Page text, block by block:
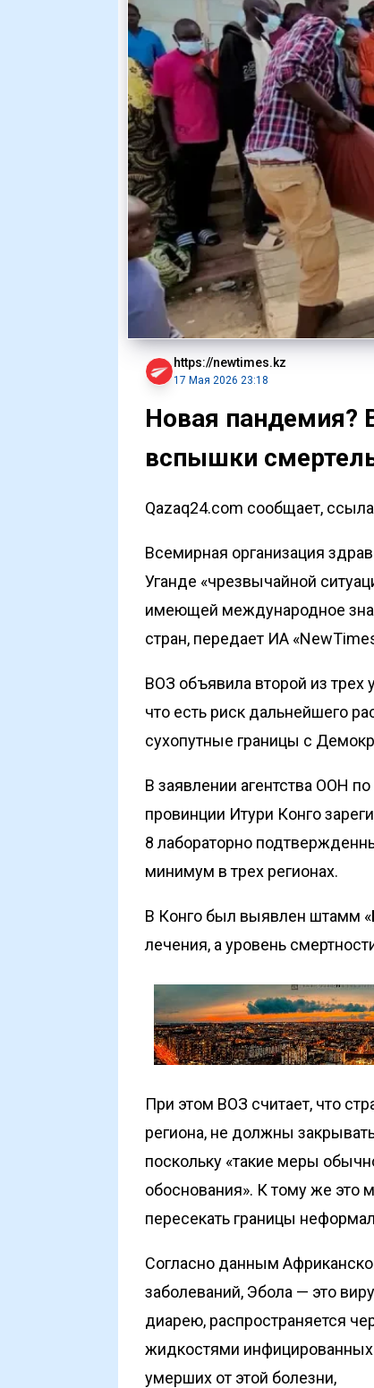
https://newtimes.kz
17 Мая 2026 23:18
Новая пандемия?
вспышки
Qazaq24.com сообщает,
Всемирная организация
Уганде «чрезвычайной
имеющей международное
стран, передает ИА
ВОЗ объявила второй из трех
что есть риск дальнейшего
сухопутные границы с
В заявлении агентства ООН
провинции Итури Конго
8 лабораторно
минимум в трех регионах.
В Конго был выявлен штамм
лечения, а уровень
При этом ВОЗ считает, что
региона, не должны
поскольку «такие меры
обоснования». К тому же это
пересекать границы
Согласно данным
заболеваний, Эбола — это
диарею, распространяется
жидкостями
умерших от этой болезни,